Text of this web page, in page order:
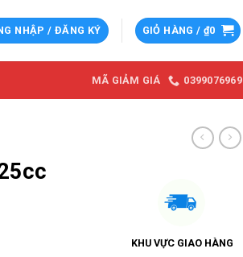
NHẬP / ĐĂNG KÝ GIỎ HÀNG / ₫0
MÃ GIẢM GIÁ 0399076969
KHU VỰC GIAO HÀNG